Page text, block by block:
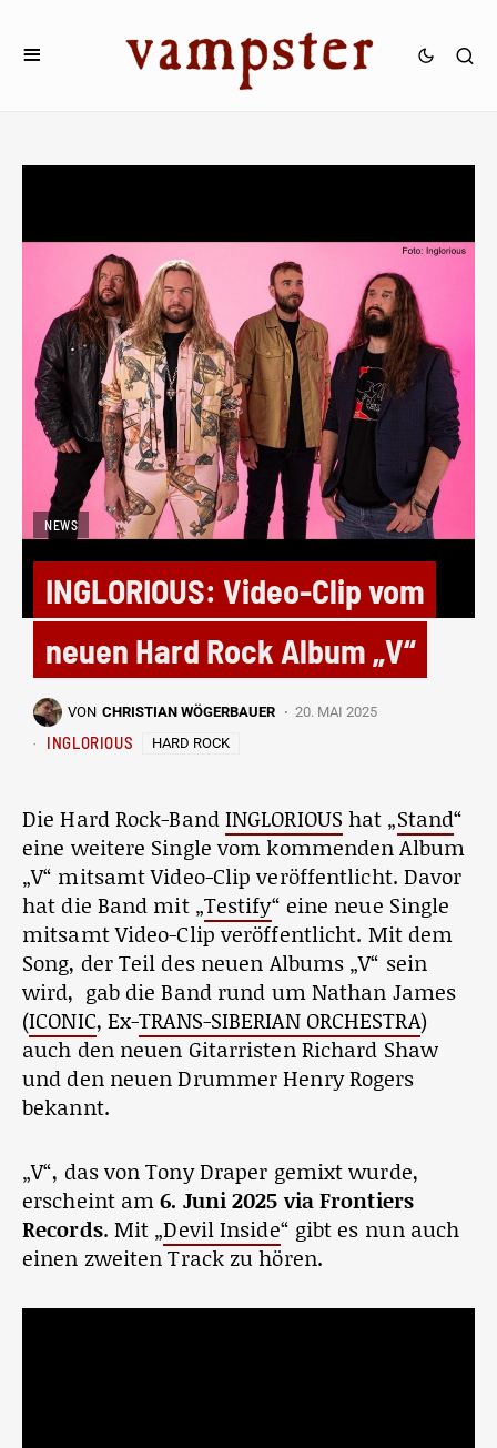
NEWS
INGLORIOUS: Video-Clip vom
neuen Hard Rock Album „V“
VON CHRISTIAN WÖGERBAUER 20. MAI 2025
INGLORIOUS HARD ROCK
Die Hard Rock-BandINGLORIOUS hat „Stand“
eine weitere Single vom kommenden Album
„V“ mitsamt Video-Clip veröffentlicht. Davor
hat die Band mit „Testify“ eine neue Single
mitsamt Video-Clip veröffentlicht. Mit dem
Song, der Teil des neuen Albums „V“ sein
wird, gab die Band rund um Nathan James
(ICONIC, Ex-TRANS-SIBERIAN ORCHESTRA)
auch den neuen Gitarristen Richard Shaw
und den neuen Drummer Henry Rogers
bekannt.
„V“, das von Tony Draper gemixt wurde,
erscheint am6. Juni 2025 via Frontiers
Records. Mit „Devil Inside“ gibt es nun auch
einen zweiten Track zu hören.